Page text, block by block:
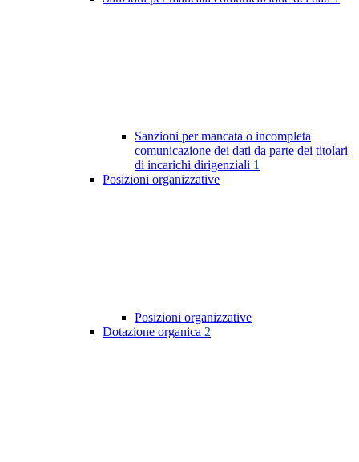
Sanzioni per mancata o incompleta
comunicazione dei dati da parte dei titolari
di incarichi dirigenziali 1
Posizioni organizzative
Posizioni organizzative
Dotazione organica 2